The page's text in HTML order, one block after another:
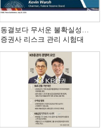
동결보다 무서운 불확실성…
증권사 리스크 관리 시험대